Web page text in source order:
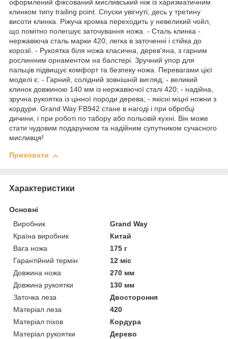
оформлений фіксований мисливський ніж із харизматичним
клинком типу trailing point. Спуски увігнуті, десь у третину
висоти клинка. Ріжуча кромка переходить у невеликий чойл,
що помітно полегшує заточування ножа. - Сталь клинка -
нержавіюча сталь марки 420, легка в заточенні і стійка до
корозії. - Рукоятка біля ножа класична, дерев'яна, з гарним
рослинним орнаментом на балстері. Зручний упор для
пальців підвищує комфорт та безпеку ножа. Перевагами цієї
моделі є: - Гарний, солідний зовнішній вигляд; - великий
клинок довжиною 140 мм із нержавіючої сталі 420; - надійна,
зручна рукоятка із цінної породи дерева; - якісні міцні ножни з
кордури. Grand Way FB942 стане в нагоді і при обробці
дичини, і при роботі по табору або польовій кухні. Він може
стати чудовим подарунком та надійним супутником сучасного
мисливця!
Приховати
Характеристики
Основні
Виробник
Grand Way
Країна виробник
Китай
Вага ножа
175 г
Гарантійний термін
12 міс
Довжина ножа
270 мм
Довжина рукоятки
130 мм
Заточка леза
Двостороння
Матеріал леза
420
Матеріал піхов
Кордура
Матеріал рукоятки
Дерево